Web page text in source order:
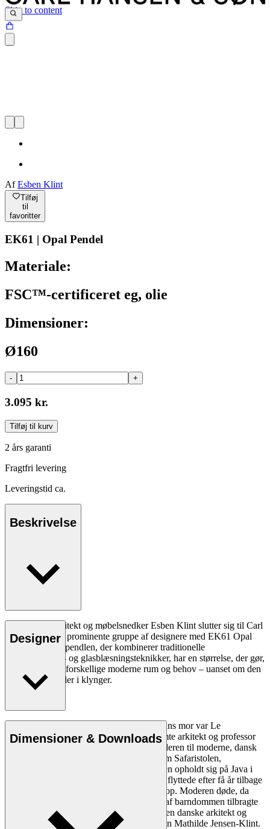
Skip to content
AfEsben Klint
Tilføj
til
favoritter
EK61 | Opal Pendel
Materiale:
FSC™-certificeret eg, olie
Dimensioner:
Ø160
- +
3.095 kr.
Tilføj til kurv
2 års garanti
Fragtfri levering
Leveringstid ca.
Beskrivelse
Den danske arkitekt og møbelsnedker Esben Klint slutter sig til Carl
Hansen & Søns prominente gruppe af designere med EK61 Opal
pendlen. EK61 pendlen, der kombinerer traditionelle
træfremstillings- og glasblæsningsteknikker, har en størrelse, der gør,
at den passer til forskellige moderne rum og behov – uanset om den
hænger alene eller i klynger.
Designer
Esben Klint blev født d. 18. juni 1915 – hans mor var Le
Bredsdorff, og faren var den verdensberømte arkitekt og professor
Kaare Klint, der i dag anses for at være faderen til moderne, dansk
design og manden bag ikoniske møbler som Safaristolen,
Faaborgstolen og Additionssofaen. Familien opholdt sig på Java i
Indonesien, da Esben Klint blev født, men flyttede efter få år tilbage
til København, hvor Esben Klint voksede op. Moderen døde, da
Esben Klint var tre år gammel, og i resten af barndommen tilbragte
han megen tid med sine bedsteforældre - den danske arkitekt og
møbeldesigner P.V. Jensen-Klint og hustuen Mathilde Jensen-Klint.
Dimensioner & Downloads